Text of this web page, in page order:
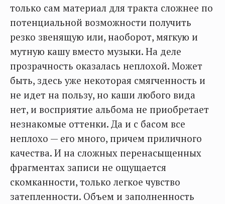
только сам материал для тракта сложнее по
потенциальной возможности получить
резко звенящую или, наоборот, мягкую и
мутную кашу вместо музыки. На деле
прозрачность оказалась неплохой. Может
быть, здесь уже некоторая смягченность и
не идет на пользу, но каши любого вида
нет, и восприятие альбома не приобретает
незнакомые оттенки. Да и с басом все
неплохо — его много, причем приличного
качества. И на сложных перенасыщенных
фрагментах записи не ощущается
скомканности, только легкое чувство
затепленности. Объем и заполненность